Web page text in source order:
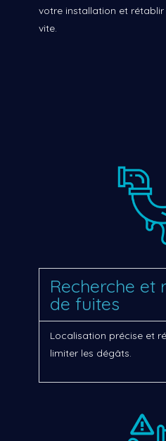
votre installation et
vite.
Recherche et
de fuites
Localisation précise et
limiter les dégâts.